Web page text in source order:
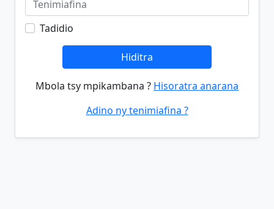
Tadidio
Hiditra
Mbola tsy mpikambana ? Hisoratra anarana
Adino ny tenimiafina ?